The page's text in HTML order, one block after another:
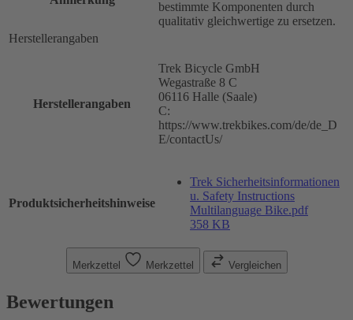
bestimmte Komponenten durch
qualitativ gleichwertige zu ersetzen.
Herstellerangaben
Herstellerangaben
Trek Bicycle GmbH
Wegastraße 8 C
06116 Halle (Saale)
C:
https://www.trekbikes.com/de/de_D
E/contactUs/
Produktsicherheitshinweise
Trek Sicherheitsinformationen
u. Safety Instructions
Multilanguage Bike.pdf
358 KB
Merkzettel Merkzettel Vergleichen
Bewertungen